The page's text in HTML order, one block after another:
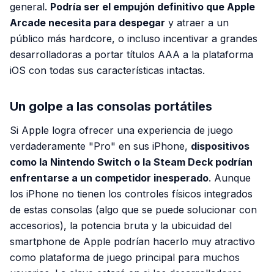
general. Podría ser el empujón definitivo que Apple
Arcade necesita para despegar y atraer a un
público más hardcore, o incluso incentivar a grandes
desarrolladoras a portar títulos AAA a la plataforma
iOS con todas sus características intactas.
Un golpe a las consolas portátiles
Si Apple logra ofrecer una experiencia de juego
verdaderamente "Pro" en sus iPhone, dispositivos
como la Nintendo Switch o la Steam Deck podrían
enfrentarse a un competidor inesperado. Aunque
los iPhone no tienen los controles físicos integrados
de estas consolas (algo que se puede solucionar con
accesorios), la potencia bruta y la ubicuidad del
smartphone de Apple podrían hacerlo muy atractivo
como plataforma de juego principal para muchos